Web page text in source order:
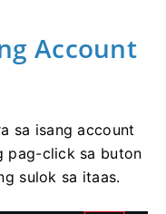
Account
sa isang account
pag-click sa buton
sulok sa itaas.